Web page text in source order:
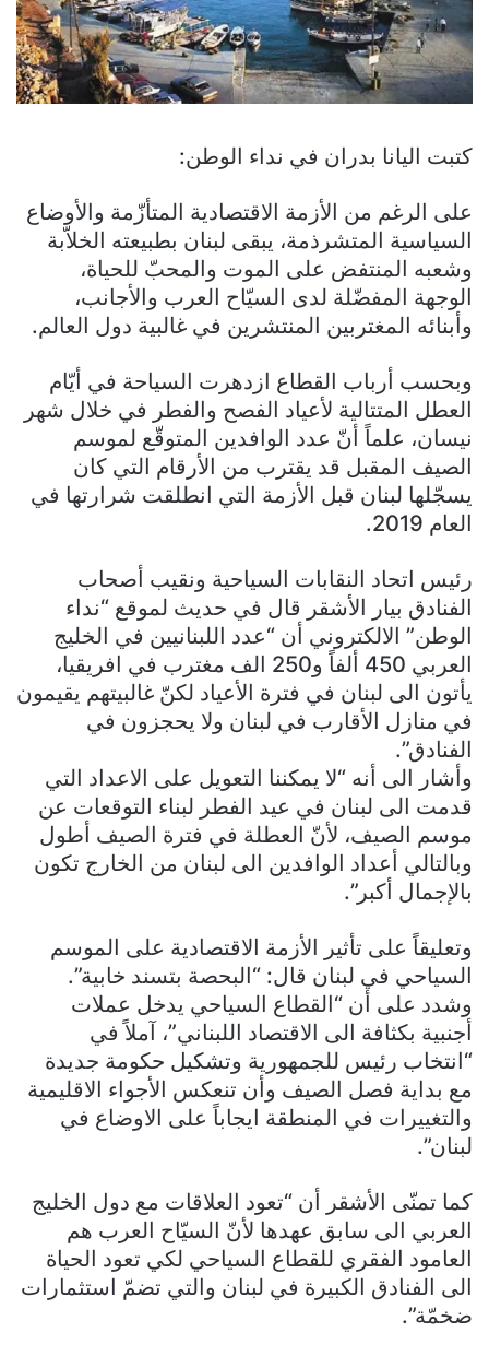
كتبت اليانا بدران في نداء الوطن:
على الرغم من الأزمة الاقتصادية المتأزّمة والأوضاع
السياسية المتشرذمة، يبقى لبنان بطبيعته الخلاّبة
وشعبه المنتفض على الموت والمحبّ للحياة،
الوجهة المفضّلة لدى السيّاح العرب والأجانب،
وأبنائه المغتربين المنتشرين في غالبية دول العالم.
وبحسب أرباب القطاع ازدهرت السياحة في أيّام
العطل المتتالية لأعياد الفصح والفطر في خلال شهر
نيسان، علماً أنّ عدد الوافدين المتوقّع لموسم
الصيف المقبل قد يقترب من الأرقام التي كان
يسجّلها لبنان قبل الأزمة التي انطلقت شرارتها في
العام 2019.
رئيس اتحاد النقابات السياحية ونقيب أصحاب
الفنادق بيار الأشقر قال في حديث لموقع “نداء
الوطن” الالكتروني أن “عدد اللبنانيين في الخليج
العربي 450 ألفاً و250 الف مغترب في افريقيا،
يأتون الى لبنان في فترة الأعياد لكنّ غالبيتهم يقيمون
في منازل الأقارب في لبنان ولا يحجزون في
الفنادق”.
وأشار الى أنه “لا يمكننا التعويل على الاعداد التي
قدمت الى لبنان في عيد الفطر لبناء التوقعات عن
موسم الصيف، لأنّ العطلة في فترة الصيف أطول
وبالتالي أعداد الوافدين الى لبنان من الخارج تكون
بالإجمال أكبر”.
وتعليقاً على تأثير الأزمة الاقتصادية على الموسم
السياحي في لبنان قال: “البحصة بتسند خابية”.
وشدد على أن “القطاع السياحي يدخل عملات
أجنبية بكثافة الى الاقتصاد اللبناني”، آملاً في
“انتخاب رئيس للجمهورية وتشكيل حكومة جديدة
مع بداية فصل الصيف وأن تنعكس الأجواء الاقليمية
والتغييرات في المنطقة ايجاباً على الاوضاع في
لبنان”.
كما تمنّى الأشقر أن “تعود العلاقات مع دول الخليج
العربي الى سابق عهدها لأنّ السيّاح العرب هم
العامود الفقري للقطاع السياحي لكي تعود الحياة
الى الفنادق الكبيرة في لبنان والتي تضمّ استثمارات
ضخمّة”.